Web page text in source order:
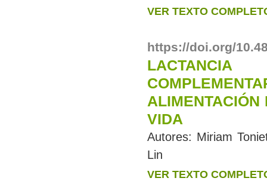
VER TEXTO
https://doi.org/
ALIMENTACIÓN
VIDA
Autores: Miriam
Lin
VER TEXTO